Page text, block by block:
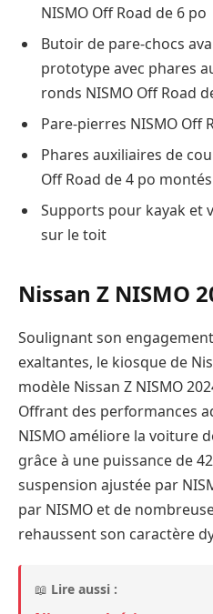
NISMO Off Road de 6 po
Butoir de pare-chocs
prototype avec phares
ronds NISMO Off Road
Pare-pierres NISMO Off
Phares auxiliaires de
Off Road de 4 po
Supports pour kayak et
sur le toit
Nissan Z NISMO
Soulignant son
exaltantes, le kiosque de
modèle Nissan Z NISMO
Offrant des performances
NISMO améliore la voiture
grâce à une puissance de
suspension ajustée par
par NISMO et de
rehaussent son caractère
📖 Lire aussi :